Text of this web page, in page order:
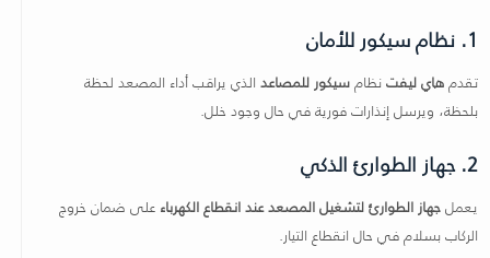
1. نظام سيكور للأمان
تقدمهاي ليفتنظامسيكور للمصاعد الذي يراقب أداء المصعد لحظة
بلحظة، ويرسل إنذارات فورية في حال وجود خلل.
2. جهاز الطوارئ الذكي
يعملجهاز الطوارئ لتشغيل المصعد عند انقطاع الكهرباء على ضمان خروج
الركاب بسلام في حال انقطاع التيار.